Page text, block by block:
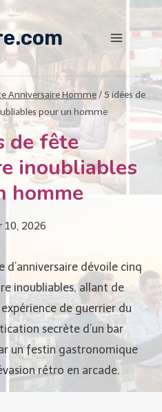
Anniversaire Homme/ 5 idées de
pour un homme
de fête
inoubliables
homme
10, 2026
dévoile cinq
inoubliables, allant de
expérience de guerrier du
secrète d’un bar
un festin gastronomique
rétro en arcade.